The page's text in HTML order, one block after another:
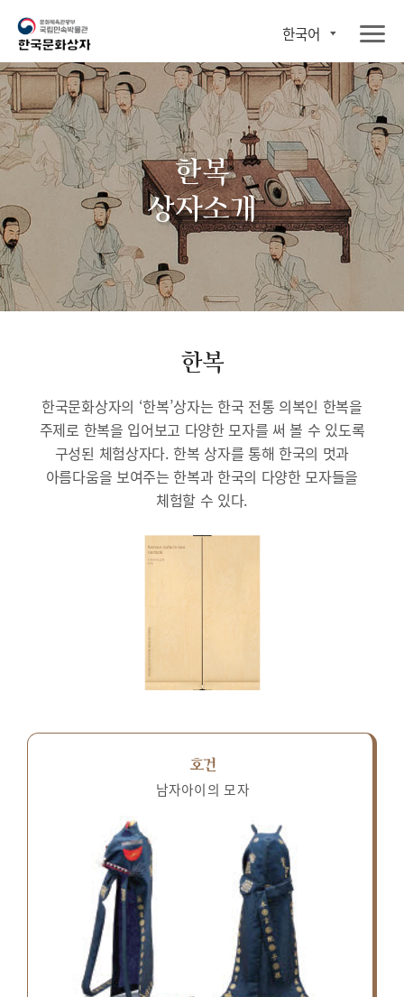
한국어
한복
상자소개
한복
한국문화상자의 ‘한복’상자는 한국 전통 의복인 한복을
주제로 한복을 입어보고 다양한 모자를 써 볼 수 있도록
구성된 체험상자다. 한복 상자를 통해 한국의 멋과
아름다움을 보여주는 한복과 한국의 다양한 모자들을
체험할 수 있다.
호건
남자아이의 모자